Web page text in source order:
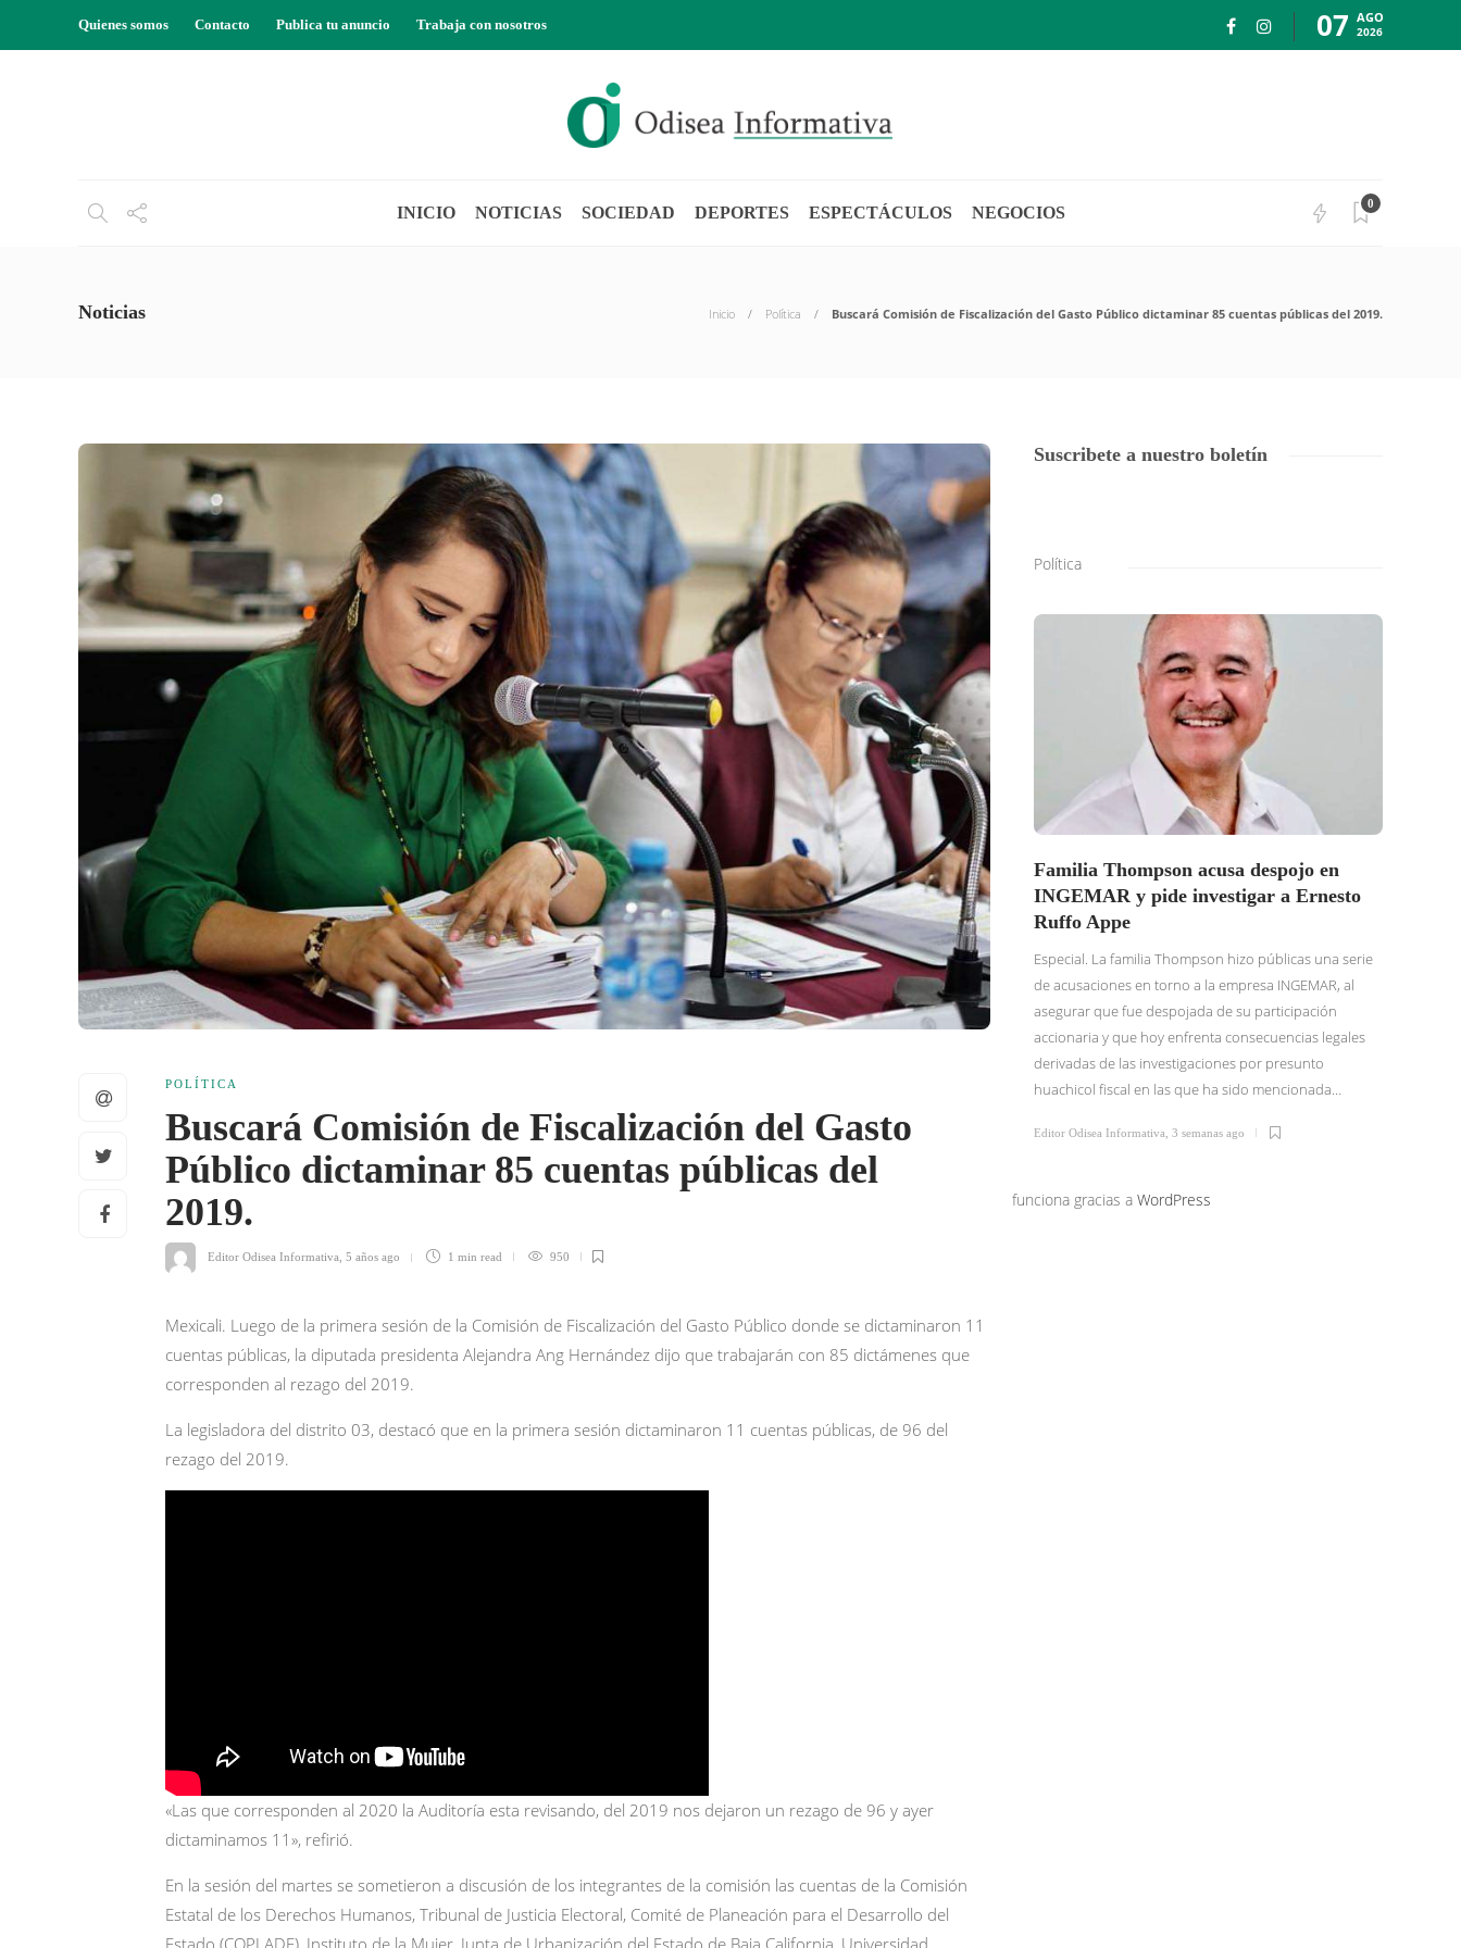
Quienes somos Contacto Publica tu anuncio Trabaja con nosotros 07 AGO
2026
INICIO NOTICIAS SOCIEDAD DEPORTES ESPECTÁCULOS NEGOCIOS 0
Noticias Inicio Política Buscará Comisión de Fiscalización del Gasto Público dictaminar 85 cuentas públicas del 2019.
POLÍTICA
Buscará Comisión de Fiscalización del Gasto
Público dictaminar 85 cuentas públicas del
2019.
Editor Odisea Informativa 5 años ago 1 min read 950
Mexicali. Luego de la primera sesión de la Comisión de Fiscalización del Gasto Público donde se dictaminaron 11
cuentas públicas, la diputada presidenta Alejandra Ang Hernández dijo que trabajarán con 85 dictámenes que
corresponden al rezago del 2019.
La legisladora del distrito 03, destacó que en la primera sesión dictaminaron 11 cuentas públicas, de 96 del
rezago del 2019.
«Las que corresponden al 2020 la Auditoría esta revisando, del 2019 nos dejaron un rezago de 96 y ayer
dictaminamos 11», refirió.
En la sesión del martes se sometieron a discusión de los integrantes de la comisión las cuentas de la Comisión
Estatal de los Derechos Humanos, Tribunal de Justicia Electoral, Comité de Planeación para el Desarrollo del
Suscribete a nuestro boletín
Política
Familia Thompson acusa despojo en
INGEMAR y pide investigar a Ernesto
Ruffo Appe
Especial. La familia Thompson hizo públicas una serie
de acusaciones en torno a la empresa INGEMAR, al
asegurar que fue despojada de su participación
accionaria y que hoy enfrenta consecuencias legales
derivadas de las investigaciones por presunto
huachicol fiscal en las que ha sido mencionada…
Editor Odisea Informativa ,3 semanas ago
funciona gracias aWordPress